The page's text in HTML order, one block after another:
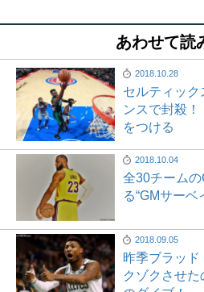
あわせて読
2018.10.28
セルティック
ンスで封殺
をつける
2018.10.04
全30チーム
る“GMサー
2018.09.05
昨季ブラッ
クゾクさせた